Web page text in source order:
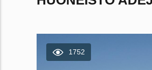
1752